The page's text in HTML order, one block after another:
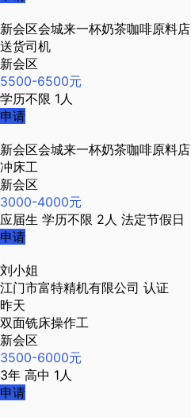
新会区会城来一杯奶茶咖啡原料店
送货司机
新会区
5500-6500元
学历不限 1人
申请
新会区会城来一杯奶茶咖啡原料店
冲床工
新会区
3000-4000元
应届生 学历不限 2人 法定节假日
申请
刘小姐
江门市富特精机有限公司 认证
昨天
双面铣床操作工
新会区
3500-6000元
3年 高中 1人
申请